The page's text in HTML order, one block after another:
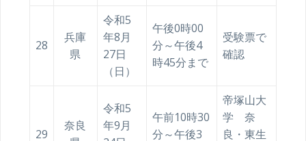
28
兵庫
県
令和5
年8月
27日
（日）
午後0時00
分～午後4
時45分まで
受験票で
確認
29
奈良
令和5
年9月
午前10時30
分～午後3
帝塚山大
学 奈
良・東生